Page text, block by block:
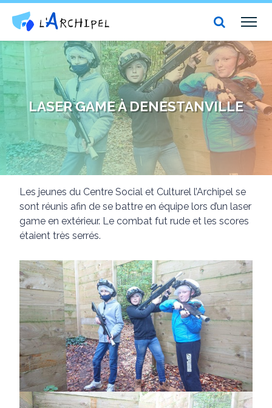
Centre social et culturel l'Archipel
LASER GAME À DENESTANVILLE
Les jeunes du Centre Social et Culturel l’Archipel se
sont réunis afin de se battre en équipe lors d’un laser
game en extérieur. Le combat fut rude et les scores
étaient très serrés.